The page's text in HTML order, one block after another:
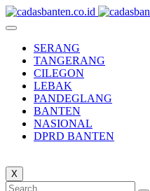
SERANG
TANGERANG
CILEGON
LEBAK
PANDEGLANG
BANTEN
NASIONAL
DPRD BANTEN
X